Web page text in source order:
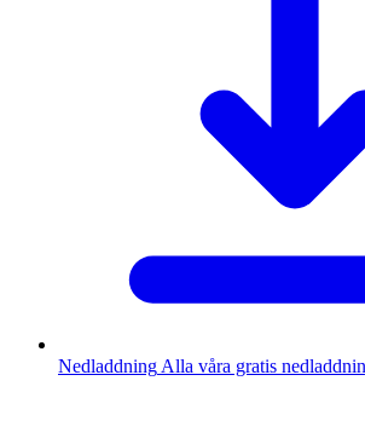
Nedladdning Alla våra gratis